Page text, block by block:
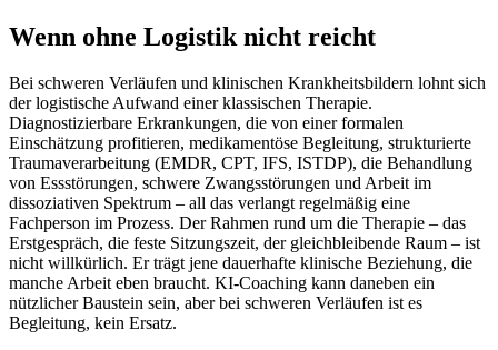
Wenn ohne Logistik nicht reicht
Bei schweren Verläufen und klinischen Krankheitsbildern lohnt sich
der logistische Aufwand einer klassischen Therapie.
Diagnostizierbare Erkrankungen, die von einer formalen
Einschätzung profitieren, medikamentöse Begleitung, strukturierte
Traumaverarbeitung (EMDR, CPT, IFS, ISTDP), die Behandlung
von Essstörungen, schwere Zwangsstörungen und Arbeit im
dissoziativen Spektrum – all das verlangt regelmäßig eine
Fachperson im Prozess. Der Rahmen rund um die Therapie – das
Erstgespräch, die feste Sitzungszeit, der gleichbleibende Raum – ist
nicht willkürlich. Er trägt jene dauerhafte klinische Beziehung, die
manche Arbeit eben braucht. KI-Coaching kann daneben ein
nützlicher Baustein sein, aber bei schweren Verläufen ist es
Begleitung, kein Ersatz.